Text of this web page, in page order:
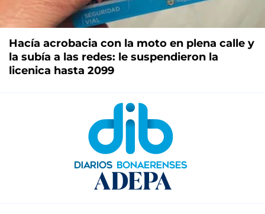
Hacía acrobacia con la moto en plena calle y
la subía a las redes: le suspendieron la
licenica hasta 2099